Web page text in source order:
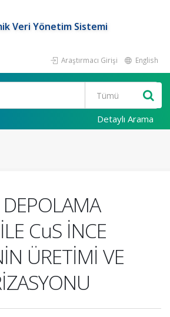
Veri Yönetim Sistemi
Araştırmacı Girişi English
Detaylı Arama
CuS İNCE
ÜRETİMİ VE